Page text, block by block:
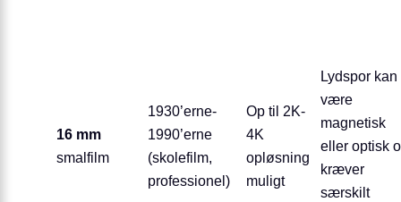
16 mm
smalfilm
1930’erne-
1990’erne
(skolefilm,
professionel)
Op til 2K-
4K
opløsning
muligt
Lydspor kan
være
magnetisk
eller optisk
kræver
særskilt